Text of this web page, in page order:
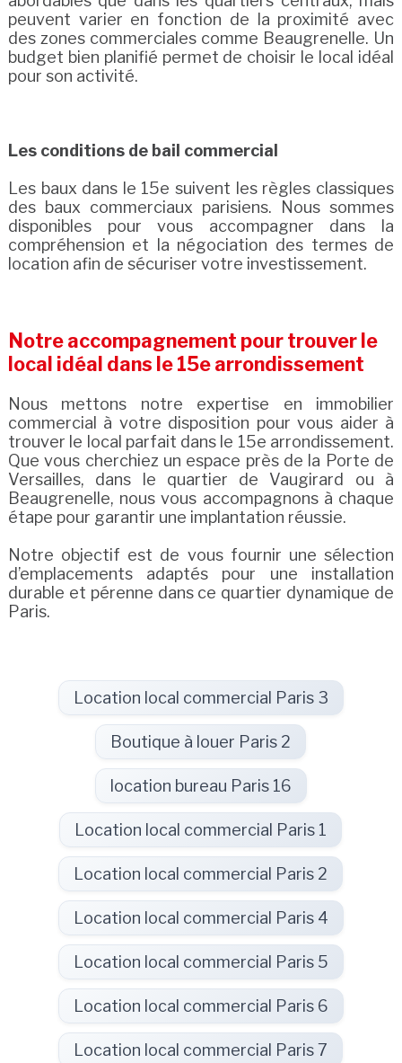
peuvent varier en fonction de la proximité avec
des zones commerciales comme Beaugrenelle. Un
budget bien planifié permet de choisir le local idéal
pour son activité.
Les conditions de bail commercial
Les baux dans le 15e suivent les règles classiques
des baux commerciaux parisiens. Nous sommes
disponibles pour vous accompagner dans la
compréhension et la négociation des termes de
location afin de sécuriser votre investissement.
Notre accompagnement pour trouver le
local idéal dans le 15e arrondissement
Nous mettons notre expertise en immobilier
commercial à votre disposition pour vous aider à
trouver le local parfait dans le 15e arrondissement.
Que vous cherchiez un espace près de la Porte de
Versailles, dans le quartier de Vaugirard ou à
Beaugrenelle, nous vous accompagnons à chaque
étape pour garantir une implantation réussie.
Notre objectif est de vous fournir une sélection
d’emplacements adaptés pour une installation
durable et pérenne dans ce quartier dynamique de
Paris.
Location local commercial Paris 3
Boutique à louer Paris 2
location bureau Paris 16
Location local commercial Paris 1
Location local commercial Paris 2
Location local commercial Paris 4
Location local commercial Paris 5
Location local commercial Paris 6
Location local commercial Paris 7